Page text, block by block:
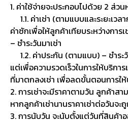
1. ค่าใช้จ่ายจะประกอบไปด้วย 2 ส่ว
1.1. ค่าเช่า (ตามแบบและระยะเวล
ค่าซักเพื่อให้ลูกค้าเทียบระหว่างการ
– ชำระวันมาเช่า
1.2. ค่าประกัน (ตามแบบ) – ชำร
แต่เพื่อความรวดเร็วในการให้บริกา
ที่มาตกลงเช่า เพื่อลดขั้นตอนการใ
2. การเช่าจะมีราคาตามวัน ลูกค้าสา
หากลูกค้าเช่านานราคาเช่าต่อวันจะ
3. การนับวัน จะนับตั้งแต่วันที่สินค้า